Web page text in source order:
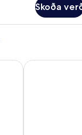
Skoða
Tibet